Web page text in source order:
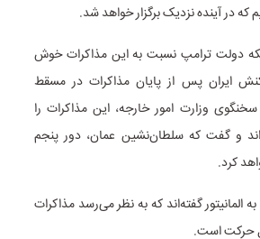
در آینده نزدیک برگزار خواهد شد.
اینکه دولت ترامپ نسبت به این مذاکرات خوش
ایران پس از پایان مذاکرات در مسقط
سخنگوی وزارت امور خارجه، این مذاکرات را
و گفت که سلطان‌نشین عمان، دور پنجم
کرد.
المانیتور گفته‌اند که به نظر می‌رسد مذاکرات
حرکت است.